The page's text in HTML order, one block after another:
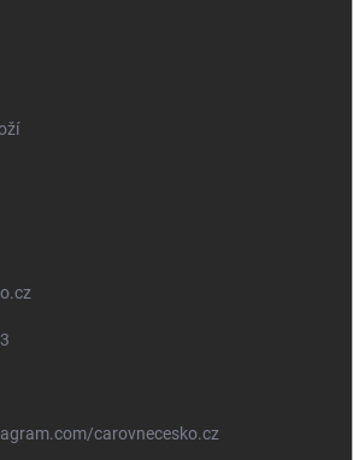
carovnecesko.cz